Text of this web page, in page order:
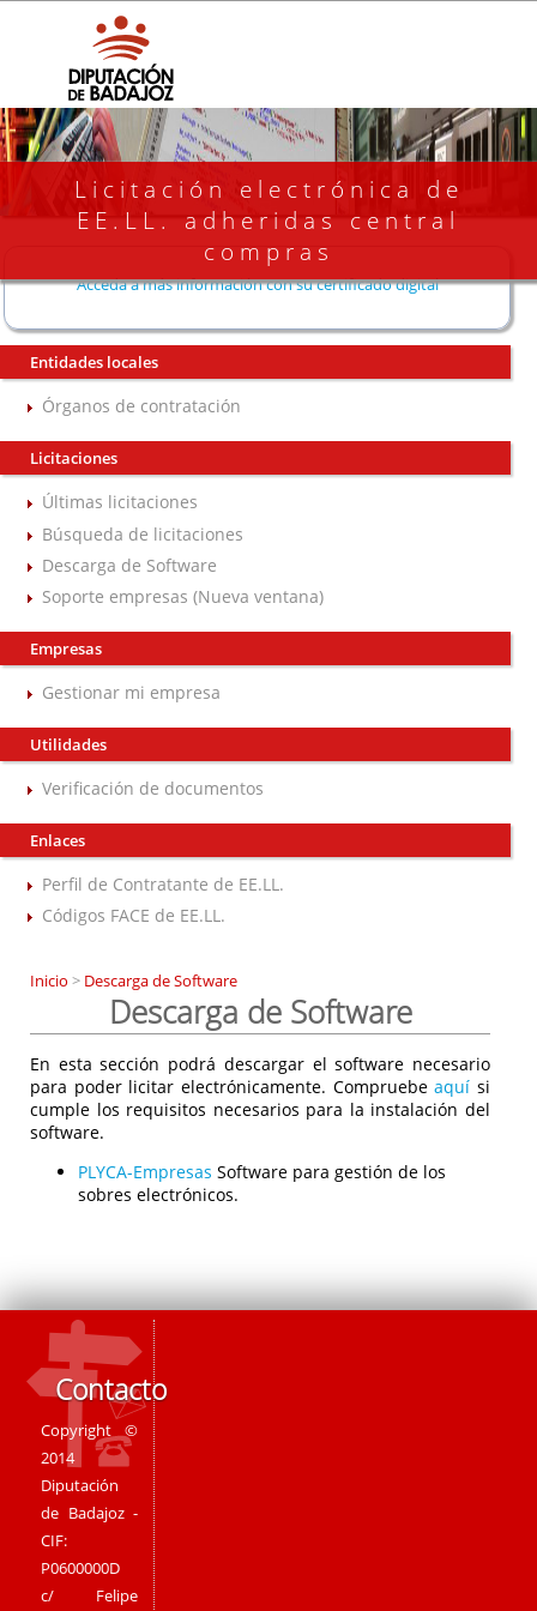
Licitación electrónica de
EE.LL. adheridas central
compras
Acceda a más información con su certificado digital
Entidades locales
Órganos de contratación
Licitaciones
Últimas licitaciones
Búsqueda de licitaciones
Descarga de Software
Soporte empresas (Nueva ventana)
Empresas
Gestionar mi empresa
Utilidades
Verificación de documentos
Enlaces
Perfil de Contratante de EE.LL.
Códigos FACE de EE.LL.
Inicio > Descarga de Software
Descarga de Software
En esta sección podrá descargar el software necesario
para poder licitar electrónicamente. Compruebeaquí si
cumple los requisitos necesarios para la instalación del
software.
PLYCA-Empresas Software para gestión de los
sobres electrónicos.
Contacto
Copyright ©
2014
Diputación
de Badajoz -
CIF:
P0600000D
c/ Felipe